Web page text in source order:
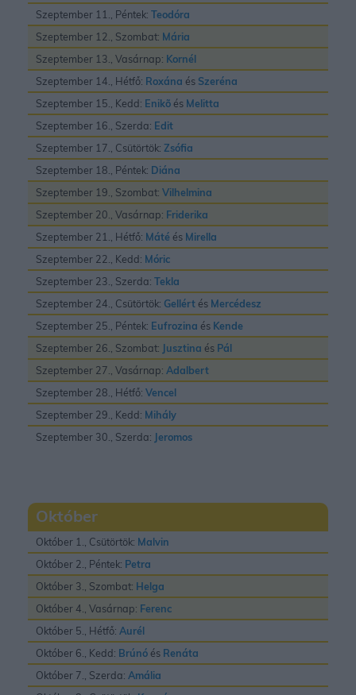
Szeptember 11., Péntek: Teodóra
Szeptember 12., Szombat: Mária
Szeptember 13., Vasárnap: Kornél
Szeptember 14., Hétfő: Roxána és Szeréna
Szeptember 15., Kedd: Enikõ és Melitta
Szeptember 16., Szerda: Edit
Szeptember 17., Csütörtök: Zsófia
Szeptember 18., Péntek: Diána
Szeptember 19., Szombat: Vilhelmina
Szeptember 20., Vasárnap: Friderika
Szeptember 21., Hétfő: Máté és Mirella
Szeptember 22., Kedd: Móric
Szeptember 23., Szerda: Tekla
Szeptember 24., Csütörtök: Gellért és Mercédesz
Szeptember 25., Péntek: Eufrozina és Kende
Szeptember 26., Szombat: Jusztina és Pál
Szeptember 27., Vasárnap: Adalbert
Szeptember 28., Hétfő: Vencel
Szeptember 29., Kedd: Mihály
Szeptember 30., Szerda: Jeromos
Október
Október 1., Csütörtök: Malvin
Október 2., Péntek: Petra
Október 3., Szombat: Helga
Október 4., Vasárnap: Ferenc
Október 5., Hétfő: Aurél
Október 6., Kedd: Brúnó és Renáta
Október 7., Szerda: Amália